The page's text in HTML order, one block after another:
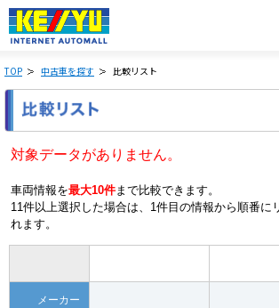
TOP 中古車を探す 比較リスト
対象データがありません。
車両情報を最大10件まで比較できます。
11件以上選択した場合は、1件目の情報から順番に
れます。
メーカー